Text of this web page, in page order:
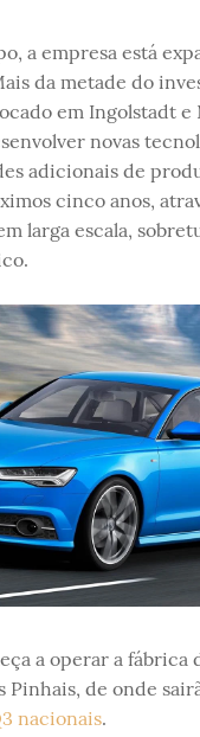
a empresa está
da metade do
em Ingolstadt e
novas
adicionais de
cinco anos,
larga escala,
a operar a fábrica
Pinhais, de onde
nacionais.